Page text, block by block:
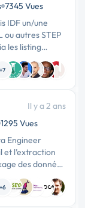
7345 Vues
IDF un/une
autres STEP
les listing
pour avoir un
+7
Il y a 2 ans
1295 Vues
Engineer
et l’extraction
des données
des …
+6